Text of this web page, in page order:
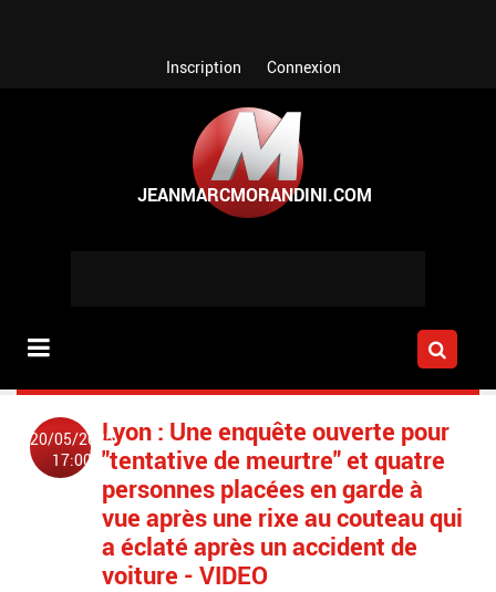
Inscription Connexion
20/05/2025
17:00
Lyon : Une enquête ouverte pour
"tentative de meurtre" et quatre
personnes placées en garde à
vue après une rixe au couteau qui
a éclaté après un accident de
voiture - VIDEO